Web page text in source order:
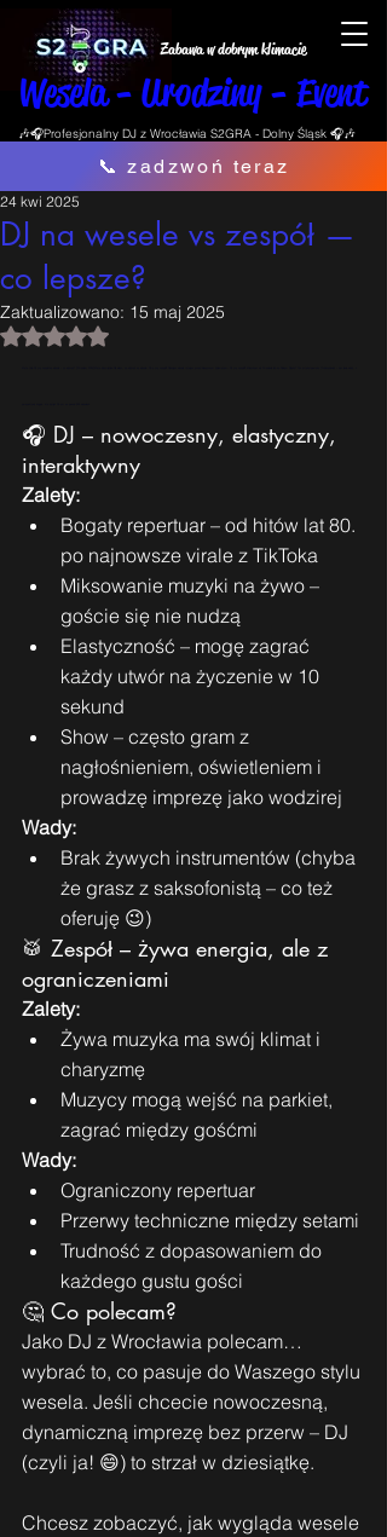
Zabawa w dobrym klimacie
Wesela - Urodziny - Event
🎶🎧Profesjonalny DJ z Wrocławia S2GRA - Dolny Śląsk 🎧🎶
📞 zadzwoń teraz
DJ na wesele vs zespół —
co lepsze?
24 kwi 2025
Zaktualizowano: 15 maj 2025
Oceniono na NaN z 5 gwiazdek.
🎧 DJ – nowoczesny, elastyczny,
interaktywny
Zalety:
Bogaty repertuar – od hitów lat 80.
po najnowsze virale z TikToka
Miksowanie muzyki na żywo –
goście się nie nudzą
Elastyczność – mogę zagrać
każdy utwór na życzenie w 10
sekund
Show – często gram z
nagłośnieniem, oświetleniem i
prowadzę imprezę jako wodzirej
Wady:
Brak żywych instrumentów (chyba
że grasz z saksofonistą – co też
oferuję 😉)
🥁 Zespół – żywa energia, ale z
ograniczeniami
Zalety:
Żywa muzyka ma swój klimat i
charyzmę
Muzycy mogą wejść na parkiet,
zagrać między gośćmi
Wady:
Ograniczony repertuar
Przerwy techniczne między setami
Trudność z dopasowaniem do
każdego gustu gości
🤔 Co polecam?
Jako DJ z Wrocławia polecam…
wybrać to, co pasuje do Waszego stylu
wesela. Jeśli chcecie nowoczesną,
dynamiczną imprezę bez przerw – DJ
(czyli ja! 😄) to strzał w dziesiątkę.
Chcesz zobaczyć, jak wygląda wesele